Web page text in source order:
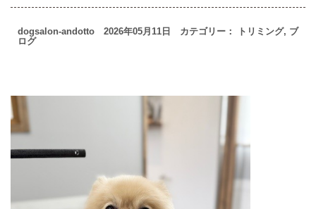
dogsalon-andotto 2026年05月11日 カテゴリー： トリミング, ブ
ログ